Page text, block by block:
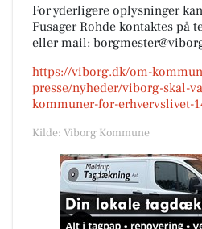
For yderligere oplysninger
Fusager Rohde kontaktes på
eller mail:
https://viborg.dk/om-
presse/nyheder/viborg-skal-
kommuner-for-erhvervslivet-
Kilde: Viborg Kommune